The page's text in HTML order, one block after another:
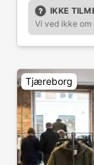
IKKE
Vi ved ikke om
Tjæreborg